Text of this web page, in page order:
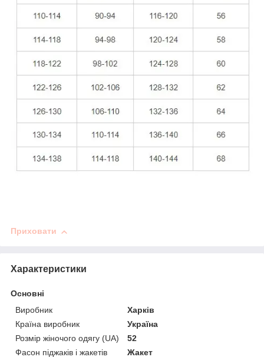
Приховати
Характеристики
Основні
Виробник
Харків
Країна виробник
Україна
Розмір жіночого одягу (UA)
52
Фасон піджаків і жакетів
Жакет